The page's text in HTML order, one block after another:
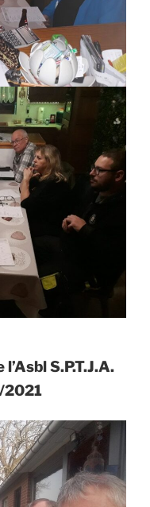
S.P.T.J.A.
2021